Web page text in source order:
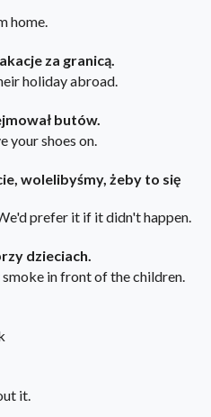
home.
za granicą.
holiday abroad.
butów.
your shoes on.
wolelibyśmy, żeby to się
prefer it if it didn't happen.
dzieciach.
in front of the children.
it.